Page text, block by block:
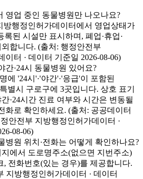
영업 중인 동물병원만 나오나요?
방행정인허가데이터에서 영업상태가
록된 시설만 표시하며, 폐업·휴업·
합니다. (출처: 행정안전부
이터 · 데이터 기준일 2026-08-06)
간·24시 동물병원 있어요?
에 '24시'·'야간'·'응급'이 포함된
별시 구로구에 3곳입니다. 상호 표기
·24시간 진료 여부와 시간은 변동될
화로 확인하세요. (출처: 공공데이터
안전부 지방행정인허가데이터 ·
08-06)
병원 위치·전화는 어떻게 확인하나요?
에서 도로명주소(없으면 지번주소)
, 전화번호(있는 경우)를 제공합니다.
지방행정인허가데이터 · 데이터